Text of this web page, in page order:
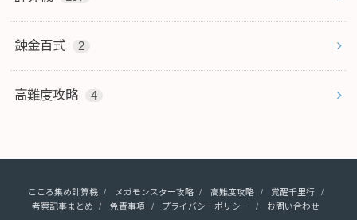
錬金百式 2
高難度攻略 4
こころ集め計算機 メガモンスター攻略 高難度攻略
覚醒千里行
考察記事まとめ
免責事項 プライバシーポリシー お問い合わせ